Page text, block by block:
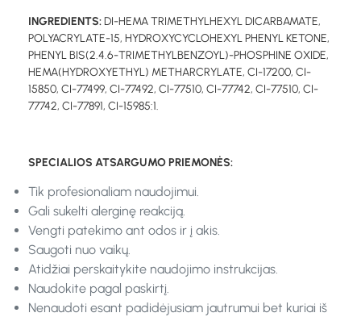
INGREDIENTS:DI-HEMA TRIMETHYLHEXYL DICARBAMATE,
POLYACRYLATE-15, HYDROXYCYCLOHEXYL PHENYL KETONE,
PHENYL BIS(2.4.6-TRIMETHYLBENZOYL)-PHOSPHINE OXIDE,
HEMA(HYDROXYETHYL) METHARCRYLATE, CI-17200, CI-
15850, CI-77499, CI-77492, CI-77510, CI-77742, CI-77510, CI-
77742, CI-77891, CI-15985:1.
SPECIALIOS ATSARGUMO PRIEMONĖS:
Tik profesionaliam naudojimui.
Gali sukelti alerginę reakciją.
Vengti patekimo ant odos ir į akis.
Saugoti nuo vaikų.
Atidžiai perskaitykite naudojimo instrukcijas.
Naudokite pagal paskirtį.
Nenaudoti esant padidėjusiam jautrumui bet kuriai iš